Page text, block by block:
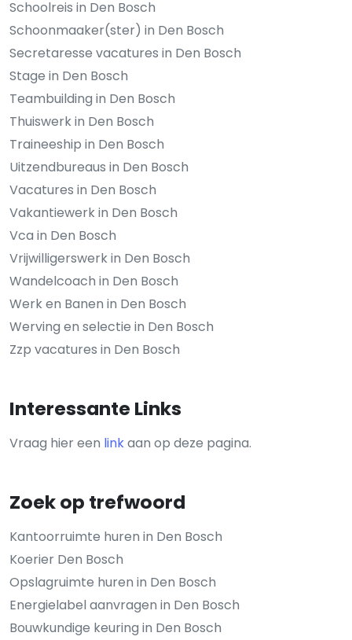
Schoolreis in Den Bosch
Schoonmaaker(ster) in Den Bosch
Secretaresse vacatures in Den Bosch
Stage in Den Bosch
Teambuilding in Den Bosch
Thuiswerk in Den Bosch
Traineeship in Den Bosch
Uitzendbureaus in Den Bosch
Vacatures in Den Bosch
Vakantiewerk in Den Bosch
Vca in Den Bosch
Vrijwilligerswerk in Den Bosch
Wandelcoach in Den Bosch
Werk en Banen in Den Bosch
Werving en selectie in Den Bosch
Zzp vacatures in Den Bosch
Interessante Links
Vraag hier een linkaan op deze pagina.
Zoek op trefwoord
Kantoorruimte huren in Den Bosch
Koerier Den Bosch
Opslagruimte huren in Den Bosch
Energielabel aanvragen in Den Bosch
Bouwkundige keuring in Den Bosch